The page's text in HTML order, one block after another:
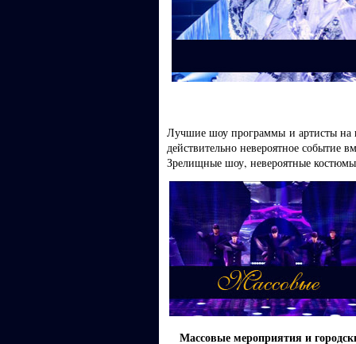
Лучшие шоу программы и артисты на
действительно невероятное
Зрелищные шоу, невероятные
Массовые мероприятия и